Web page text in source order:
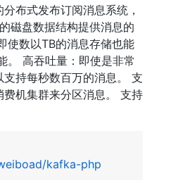
布式发布订阅消息系统，
磁盘数据结构提供消息的
使数以TB的消息存储也能
。 高吞吐量：即使是非常
持每秒数百万的消息。 支
机集群来分区消息。 支持
kafka-php